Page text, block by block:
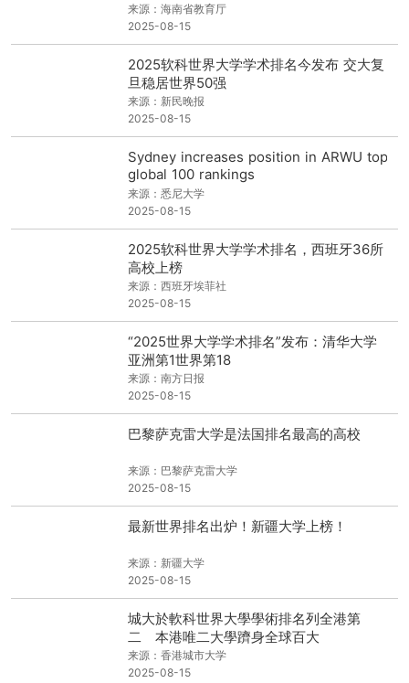
来源：海南省教育厅
2025-08-15
2025软科世界大学学术排名今发布 交大复
旦稳居世界50强
来源：新民晚报
2025-08-15
Sydney increases position in ARWU top
global 100 rankings
来源：悉尼大学
2025-08-15
2025软科世界大学学术排名，西班牙36所
高校上榜
来源：西班牙埃菲社
2025-08-15
“2025世界大学学术排名”发布：清华大学
亚洲第1世界第18
来源：南方日报
2025-08-15
巴黎萨克雷大学是法国排名最高的高校
来源：巴黎萨克雷大学
2025-08-15
最新世界排名出炉！新疆大学上榜！
来源：新疆大学
2025-08-15
城大於軟科世界大學學術排名列全港第
二 本港唯二大學躋身全球百大
来源：香港城市大学
2025-08-15